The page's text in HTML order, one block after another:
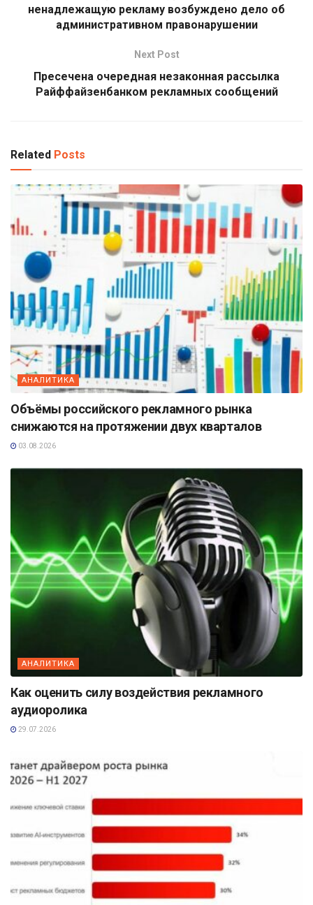
ненадлежащую рекламу возбуждено дело об
административном правонарушении
Next Post
Пресечена очередная незаконная рассылка
Райффайзенбанком рекламных сообщений
Related Posts
АНАЛИТИКА
Объёмы российского рекламного рынка
снижаются на протяжении двух кварталов
03.08.2026
АНАЛИТИКА
Как оценить силу воздействия рекламного
аудиоролика
29.07.2026